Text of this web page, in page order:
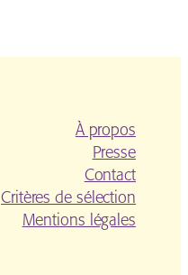
À propos
Presse
Contact
Critères de sélection
Mentions légales